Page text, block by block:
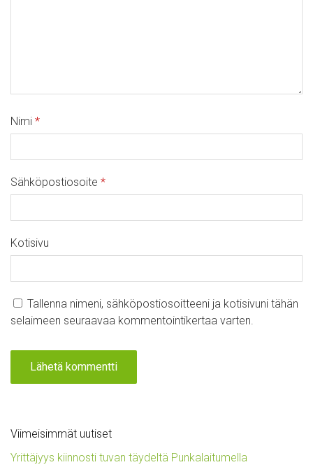
Nimi *
Sähköpostiosoite *
Kotisivu
Tallenna nimeni, sähköpostiosoitteeni ja kotisivuni tähän
selaimeen seuraavaa kommentointikertaa varten.
Viimeisimmät uutiset
Yrittäjyys kiinnosti tuvan täydeltä Punkalaitumella